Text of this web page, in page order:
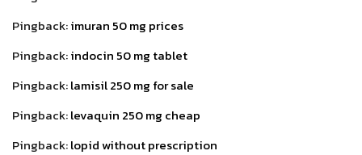
Pingback:imuran 50 mg prices
Pingback:indocin 50 mg tablet
Pingback:lamisil 250 mg for sale
Pingback:levaquin 250 mg cheap
Pingback:lopid without prescription